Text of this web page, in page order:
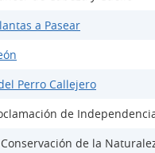
a Pasear
Perro Callejero
de
de la